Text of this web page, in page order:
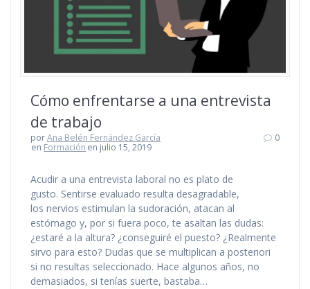
Cómo enfrentarse a una entrevista
de trabajo
porAna Belén Fernández García
en Formación en julio 15, 2019
0
Acudir a una entrevista laboral no es plato de
gusto. Sentirse evaluado resulta desagradable,
los nervios estimulan la sudoración, atacan al
estómago y, por si fuera poco, te asaltan las dudas:
¿estaré a la altura? ¿conseguiré el puesto? ¿Realmente
sirvo para esto? Dudas que se multiplican a posteriori
si no resultas seleccionado. Hace algunos años, no
demasiados, si tenías suerte, bastaba…